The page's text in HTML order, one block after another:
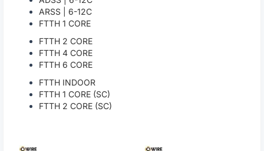
ARSS | 6-12C
FTTH 1 CORE
FTTH 2 CORE
FTTH 4 CORE
FTTH 6 CORE
FTTH INDOOR
FTTH 1 CORE (SC)
FTTH 2 CORE (SC)